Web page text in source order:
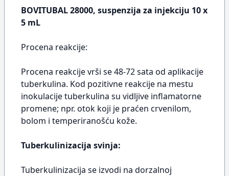
BOVITUBAL 28000, suspenzija za injekciju 10 x
5 mL
Procena reakcije:
Procena reakcije vrši se 48-72 sata od aplikacije
tuberkulina. Kod pozitivne reakcije na mestu
inokulacije tuberkulina su vidljive inflamatorne
promene; npr. otok koji je praćen crvenilom,
bolom i temperiranošću kože.
Tuberkulinizacija svinja:
Tuberkulinizacija se izvodi na dorzalnoj